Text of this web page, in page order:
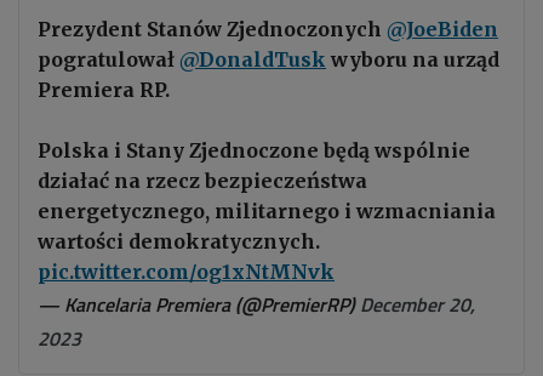
Prezydent Stanów Zjednoczonych @JoeBiden
pogratulował @DonaldTusk wyboru na urząd
Premiera RP.
Polska i Stany Zjednoczone będą wspólnie
działać na rzecz bezpieczeństwa
energetycznego, militarnego i wzmacniania
wartości demokratycznych.
pic.twitter.com/og1xNtMNvk
— Kancelaria Premiera (@PremierRP)December 20,
2023